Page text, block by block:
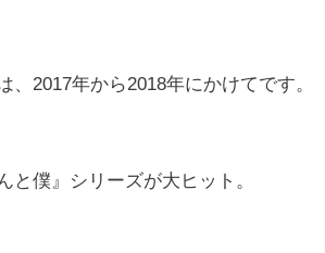
、2017年から2018年にかけてです。
と僕』シリーズが大ヒット。